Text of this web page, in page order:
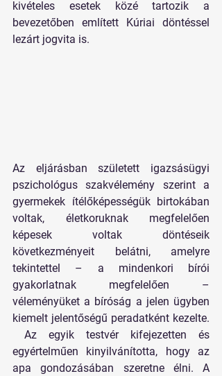
kivételes esetek közé tartozik a
bevezetőben említett Kúriai döntéssel
lezárt jogvita is.
Az eljárásban született igazsásügyi
pszichológus szakvélemény szerint a
gyermekek ítélőképességük birtokában
voltak, életkoruknak megfelelően
képesek voltak döntéseik
következményeit belátni, amelyre
tekintettel – a mindenkori bírói
gyakorlatnak megfelelően –
véleményüket a bíróság a jelen ügyben
kiemelt jelentőségű peradatként kezelte.
Az egyik testvér kifejezetten és
egyértelműen kinyilvánította, hogy az
apa gondozásában szeretne élni. A